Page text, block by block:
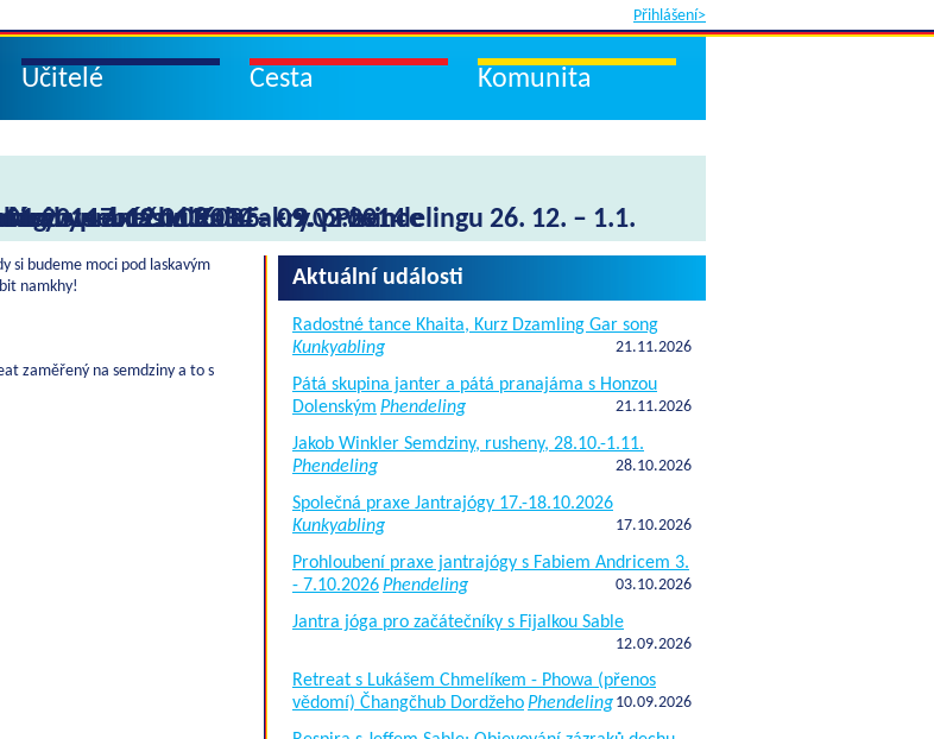
Přihlášení>
Učitelé Cesta Komunita
ve dnech 08.02. – 09.02.2014
si budeme moci pod laskavým
namkhy!
– 19.01.2014
zaměřený na semdziny a to s
17. 12. v 16.30
webcastu Kalačakry v Phendelingu 26. 12. – 1.1.
s praxí čudlenu 5. – 9. prosince
Aktuální události
Radostné tance Khaita, Kurz Dzamling Gar song
Kunkyabling
21.11.2026
Pátá skupina janter a pátá pranajáma s Honzou
Dolenským Phendeling 21.11.2026
Jakob Winkler Semdziny, rusheny, 28.10.-1.11.
Phendeling
28.10.2026
Společná praxe Jantrajógy 17.-18.10.2026
Kunkyabling
17.10.2026
Prohloubení praxe jantrajógy s Fabiem Andricem 3.
- 7.10.2026Phendeling 03.10.2026
Jantra jóga pro začátečníky s Fijalkou Sable
12.09.2026
Retreat s Lukášem Chmelíkem - Phowa (přenos
vědomí) Čhangčhub DordžehoPhendeling 10.09.2026